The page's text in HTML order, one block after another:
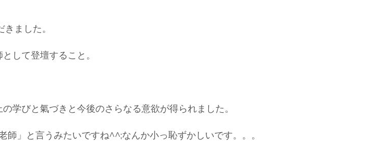
ました。
して登壇すること。
学びと氣づきと今後のさらなる意欲が得られました。
師」と言うみたいですね^^;なんか小っ恥ずかしいです。。。